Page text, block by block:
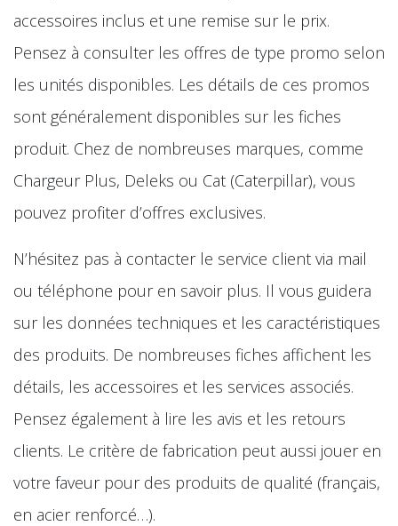
accessoires inclus et une remise sur le prix.
Pensez à consulter les offres de type promo selon
les unités disponibles. Les détails de ces promos
sont généralement disponibles sur les fiches
produit. Chez de nombreuses marques, comme
Chargeur Plus, Deleks ou Cat (Caterpillar), vous
pouvez profiter d’offres exclusives.
N’hésitez pas à contacter le service client via mail
ou téléphone pour en savoir plus. Il vous guidera
sur les données techniques et les caractéristiques
des produits. De nombreuses fiches affichent les
détails, les accessoires et les services associés.
Pensez également à lire les avis et les retours
clients. Le critère de fabrication peut aussi jouer en
votre faveur pour des produits de qualité (français,
en acier renforcé…).